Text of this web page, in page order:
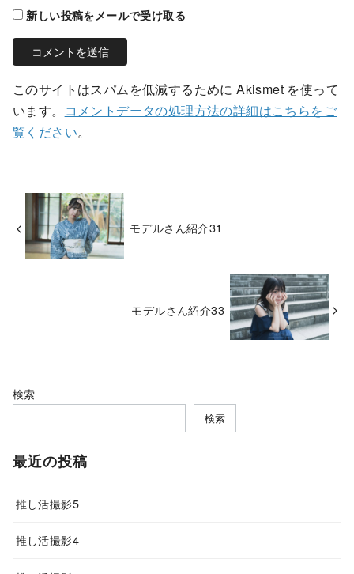
新しい投稿をメールで受け取る
このサイトはスパムを低減するために Akismet を使って
います。
コメントデータの処理方法の詳細はこちらをご
覧ください。
モデルさん紹介31
モデルさん紹介33
検索
検索
最近の投稿
推し活撮影5
推し活撮影4